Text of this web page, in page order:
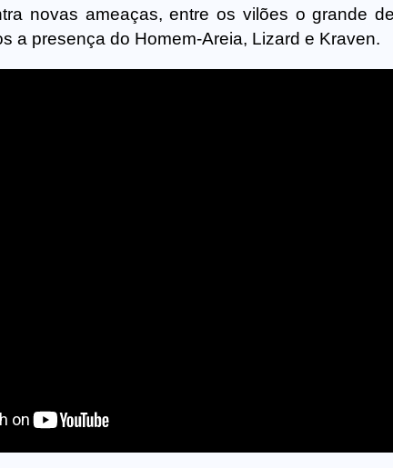
novas ameaças, entre os vilões o grande
a presença do Homem-Areia, Lizard e Kraven.